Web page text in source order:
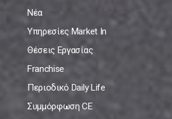
Νέα
Υπηρεσίες Market In
Θέσεις Εργασίας
Franchise
Περιοδικό Daily Life
Συμμόρφωση CE